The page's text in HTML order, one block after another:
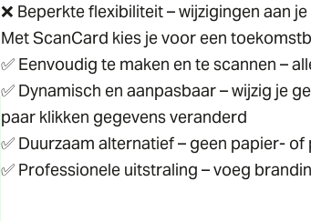
❌ Beperkte flexibiliteit – wijzigingen aan
Met ScanCard kies je voor een
✅ Eenvoudig te maken en te scannen –
✅ Dynamisch en aanpasbaar – wijzig je
paar klikken gegevens veranderd
✅ Duurzaam alternatief – geen papier-
✅ Professionele uitstraling – voeg